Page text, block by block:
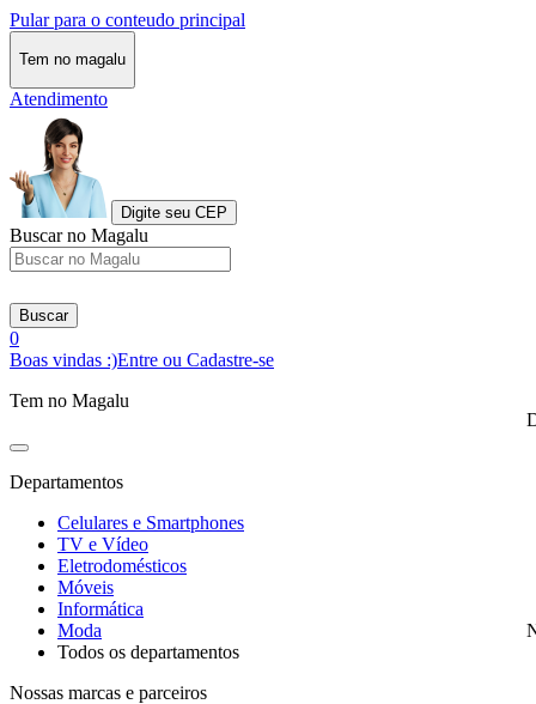
Pular para o conteudo principal
Tem no magalu
Atendimento
Digite seu CEP
Buscar no Magalu
Buscar
0
Boas vindas :)Entre ou Cadastre-se
Tem no Magalu
Departamentos
Celulares e Smartphones
TV e Vídeo
Eletrodomésticos
Móveis
Informática
Moda
Todos os departamentos
Nossas marcas e parceiros